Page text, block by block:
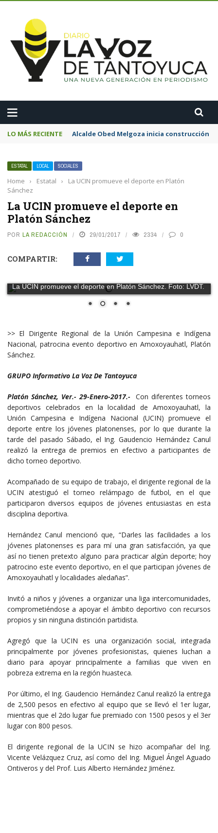
LO MÁS RECIENTE Alcalde Obed Melgoza inicia construcción
ESTATAL LOCAL SOCIALES
Home › Estatal ›
La UCIN promueve el deporte en Platón
Sánchez
La UCIN promueve el deporte en
Platón Sánchez
POR LA REDACCIÓN 29/01/2017 2334 0
COMPARTIR:
La UCIN promueve el deporte en Platón Sánchez. Foto: LVDT.
>> El Dirigente Regional de la Unión Campesina e Indígena
Nacional, patrocina evento deportivo en Amoxoyauhatl, Platón
Sánchez.
GRUPO Informativo La Voz De Tantoyuca
Platón Sánchez, Ver.- 29-Enero-2017.- Con diferentes torneos
deportivos celebrados en la localidad de Amoxoyauhatl, la
Unión Campesina e Indígena Nacional (UCIN) promueve el
deporte entre los jóvenes platonenses, por lo que durante la
tarde del pasado Sábado, el Ing. Gaudencio Hernández Canul
realizó la entrega de premios en efectivo a participantes de
dicho torneo deportivo.
Acompañado de su equipo de trabajo, el dirigente regional de la
UCIN atestiguó el torneo relámpago de futbol, en el que
participaron diversos equipos de jóvenes entusiastas en esta
disciplina deportiva.
Hernández Canul mencionó que, “Darles las facilidades a los
jóvenes platonenses es para mí una gran satisfacción, ya que
así no tienen pretexto alguno para practicar algún deporte; hoy
patrocino este evento deportivo, en el que participan jóvenes de
Amoxoyauhatl y localidades aledañas”.
Invitó a niños y jóvenes a organizar una liga intercomunidades,
comprometiéndose a apoyar el ámbito deportivo con recursos
propios y sin ninguna distinción partidista.
Agregó que la UCIN es una organización social, integrada
principalmente por jóvenes profesionistas, quienes luchan a
diario para apoyar principalmente a familias que viven en
pobreza extrema en la región huasteca.
Por último, el Ing. Gaudencio Hernández Canul realizó la entrega
de 2,500 pesos en efectivo al equipo que se llevó el 1er lugar,
mientras que el 2do lugar fue premiado con 1500 pesos y el 3er
lugar con 800 pesos.
El dirigente regional de la UCIN se hizo acompañar del Ing.
Vicente Velázquez Cruz, así como del Ing. Miguel Ángel Aguado
Ontiveros y del Prof. Luis Alberto Hernández Jiménez.